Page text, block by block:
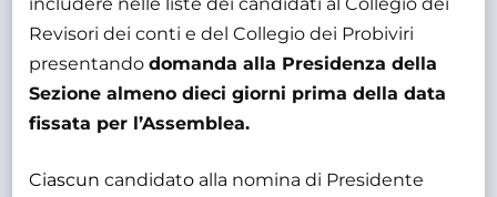
Revisori dei conti e del Collegio dei Probiviri
presentandodomanda alla Presidenza della
Sezione almeno dieci giorni prima della data
fissata per l’Assemblea.
Ciascuncandidato alla nomina di Presidente